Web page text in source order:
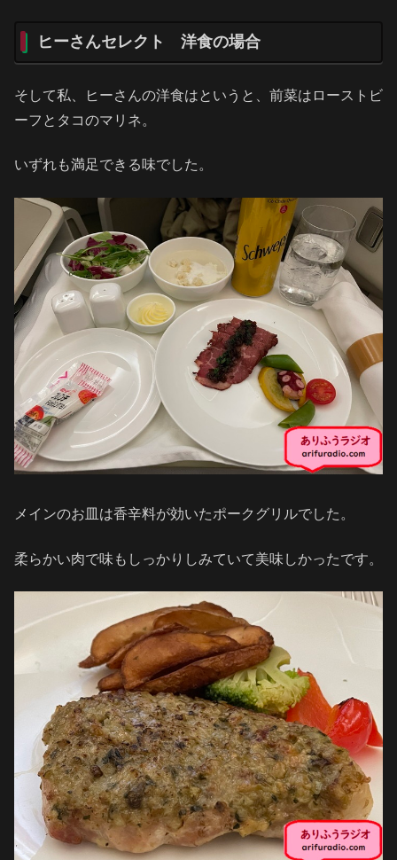
ヒーさんセレクト 洋食の場合
そして私、ヒーさんの洋食はというと、前菜はローストビ
ーフとタコのマリネ。
いずれも満足できる味でした。
メインのお皿は香辛料が効いたポークグリルでした。
柔らかい肉で味もしっかりしみていて美味しかったです。